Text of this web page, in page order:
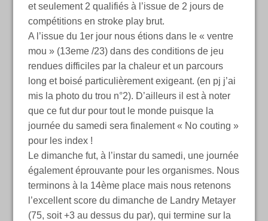
et seulement 2 qualifiés à l’issue de 2 jours de
compétitions en stroke play brut.
A l’issue du 1er jour nous étions dans le « ventre
mou » (13eme /23) dans des conditions de jeu
rendues difficiles par la chaleur et un parcours
long et boisé particulièrement exigeant. (en pj j’ai
mis la photo du trou n°2). D’ailleurs il est à noter
que ce fut dur pour tout le monde puisque la
journée du samedi sera finalement « No couting »
pour les index !
Le dimanche fut, à l’instar du samedi, une journée
également éprouvante pour les organismes. Nous
terminons à la 14ème place mais nous retenons
l’excellent score du dimanche de Landry Metayer
(75, soit +3 au dessus du par), qui termine sur la